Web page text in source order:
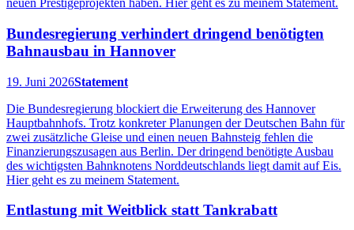
neuen Prestigeprojekten haben. Hier geht es zu meinem Statement.
Bundesregierung verhindert dringend benötigten
Bahnausbau in Hannover
19. Juni 2026Statement
Die Bundesregierung blockiert die Erweiterung des Hannover
Hauptbahnhofs. Trotz konkreter Planungen der Deutschen Bahn für
zwei zusätzliche Gleise und einen neuen Bahnsteig fehlen die
Finanzierungszusagen aus Berlin. Der dringend benötigte Ausbau
des wichtigsten Bahnknotens Norddeutschlands liegt damit auf Eis.
Hier geht es zu meinem Statement.
Entlastung mit Weitblick statt Tankrabatt